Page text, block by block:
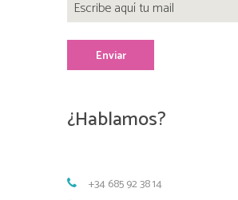
¿Hablamos?
+34 685 92 38 14